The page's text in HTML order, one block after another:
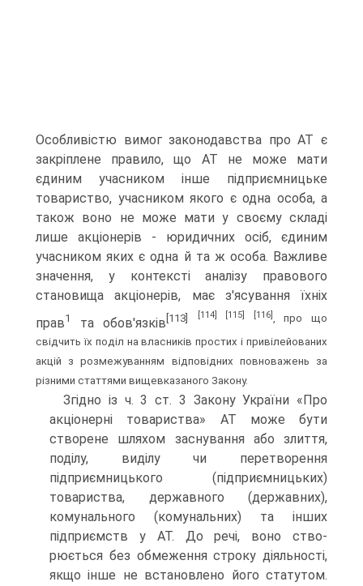
Особливістю вимог законодавства про АТ є
закріплене правило, що АТ не може мати
єдиним учасником інше підприємницьке
товариство, учасником якого є одна особа, а
також воно не може мати у своєму складі
лише акціонерів - юридичних осіб, єдиним
учасником яких є одна й та ж особа. Важливе
значення, у контексті аналізу правового
становища акціонерів, має з'я­сування їхніх
прав1 та обов'язків [113] [114] [115] [116], про що
свідчить їх поділ на власників простих і привілейованих
акцій з розмежуван­ням відповідних повноважень за
різними статтями вище­вказаного Закону.
Згідно із ч. 3 ст. 3 Закону України «Про
акціонерні това­риства» АТ може бути
створене шляхом заснування або злиття,
поділу, виділу чи перетворення
підприємницького (підприєм­ницьких)
товариства, державного (державних),
комунального (комунальних) та інших
підприємств у АТ. До речі, воно ство­
рюється без обмеження строку діяльності,
якщо інше не встановлено його статутом.